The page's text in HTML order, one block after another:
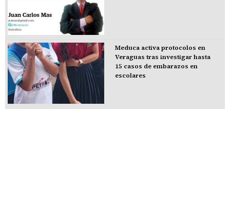
Meduca activa protocolos en
Veraguas tras investigar hasta
15 casos de embarazos en
escolares